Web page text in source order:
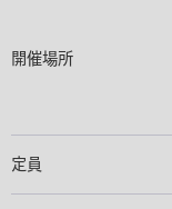
開催場所
定員